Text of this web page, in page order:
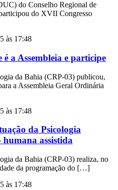
do Conselho Regional de
do XVII Congresso
às 17:48
a Assembleia e participe
da Bahia (CRP-03) publicou,
a Assembleia Geral Ordinária
às 17:48
da Psicologia
assistida
da Bahia (CRP-03) realiza, no
da programação do […]
às 17:48